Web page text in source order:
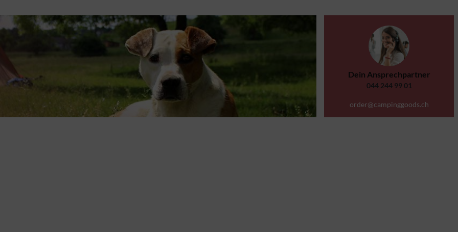
Dein Ansprechpartner
044 244 99 01
order@campinggoods.ch